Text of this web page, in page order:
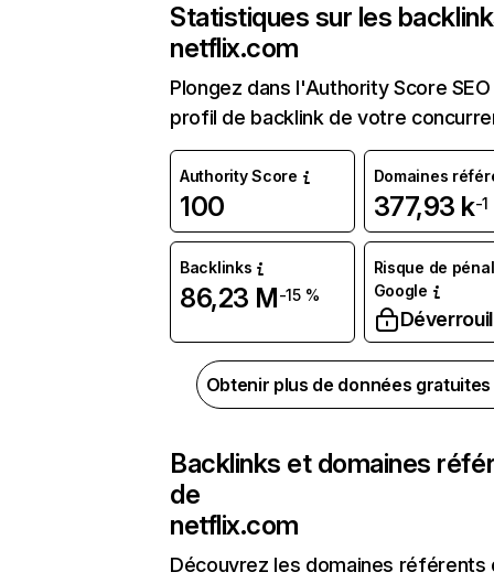
Statistiques sur les
netflix.com
Plongez dans l'Authority Score
profil de backlink de votre
Authority Score
100
Domaines
377,93 k-1
Backlinks
86,23 M-15 %
Risque de
Google
Obtenir plus de données
Backlinks et domaines
de
netflix.com
Découvrez les domaines référents